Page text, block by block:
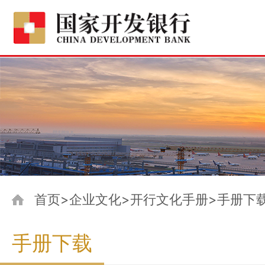
首页>企业文化>开行文化手册>手册下
手册下载